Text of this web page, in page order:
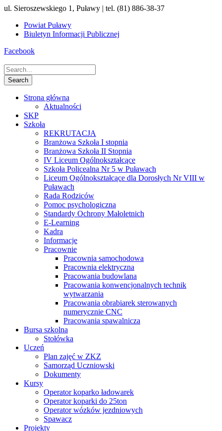
ul. Sieroszewskiego 1, Puławy | tel. (81) 886-38-37
Powiat Puławy
Biuletyn Informacji Publicznej
Facebook
Strona główna
Aktualności
SKP
Szkoła
REKRUTACJA
Branżowa Szkoła I stopnia
Branżowa Szkoła II Stopnia
IV Liceum Ogólnokształcące
Szkoła Policealna Nr 5 w Puławach
Liceum Ogólnokształcące dla Dorosłych Nr VIII w
Puławach
Rada Rodziców
Pomoc psychologiczna
Standardy Ochrony Małoletnich
E-Learning
Kadra
Informacje
Pracownie
Pracownia samochodowa
Pracownia elektryczna
Pracowania budowlana
Pracowania konwencjonalnych technik
wytwarzania
Pracowania obrabiarek sterowanych
numerycznie CNC
Pracowania spawalnicza
Bursa szkolna
Stołówka
Uczeń
Plan zajęć w ZKZ
Samorząd Uczniowski
Dokumenty
Kursy
Operator koparko ładowarek
Operator koparki do 25ton
Operator wózków jezdniowych
Spawacz
Projekty